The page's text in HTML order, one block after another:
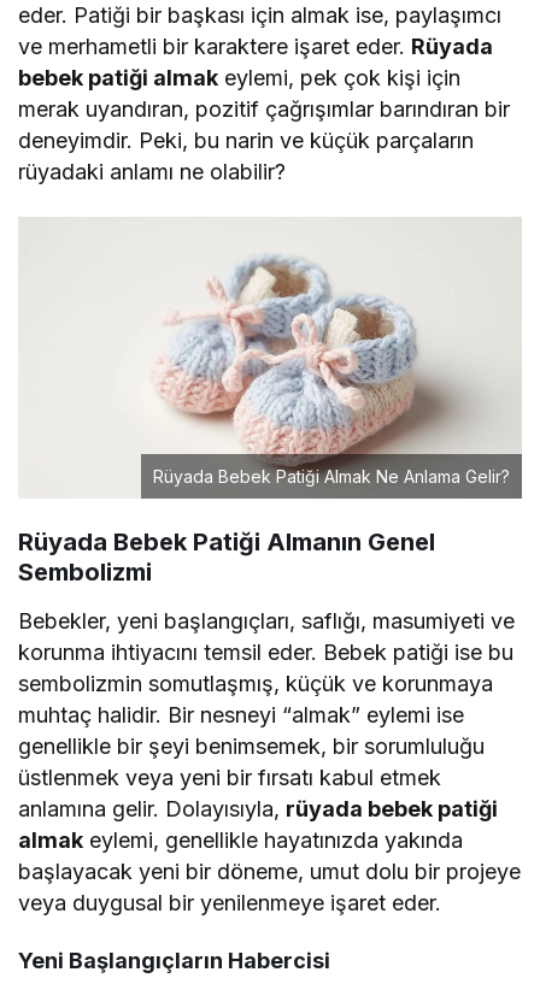
eder. Patiği bir başkası için almak ise, paylaşımcı
ve merhametli bir karaktere işaret eder. Rüyada
bebek patiği almak eylemi, pek çok kişi için
merak uyandıran, pozitif çağrışımlar barındıran bir
deneyimdir. Peki, bu narin ve küçük parçaların
rüyadaki anlamı ne olabilir?
Rüyada Bebek Patiği Almak Ne Anlama Gelir?
Rüyada Bebek Patiği Almanın Genel
Sembolizmi
Bebekler, yeni başlangıçları, saflığı, masumiyeti ve
korunma ihtiyacını temsil eder. Bebek patiği ise bu
sembolizmin somutlaşmış, küçük ve korunmaya
muhtaç halidir. Bir nesneyi “almak” eylemi ise
genellikle bir şeyi benimsemek, bir sorumluluğu
üstlenmek veya yeni bir fırsatı kabul etmek
anlamına gelir. Dolayısıyla, rüyada bebek patiği
almak eylemi, genellikle hayatınızda yakında
başlayacak yeni bir döneme, umut dolu bir projeye
veya duygusal bir yenilenmeye işaret eder.
Yeni Başlangıçların Habercisi